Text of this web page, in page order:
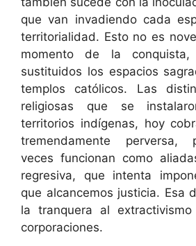
que van invadiendo cada
territorialidad. Esto no es
momento de la conquista,
sustituidos los espacios
templos católicos. Las
religiosas que se
territorios indígenas, hoy
tremendamente perversa,
veces funcionan como
regresiva, que intenta
que alcancemos justicia. Esa
la tranquera al
corporaciones.